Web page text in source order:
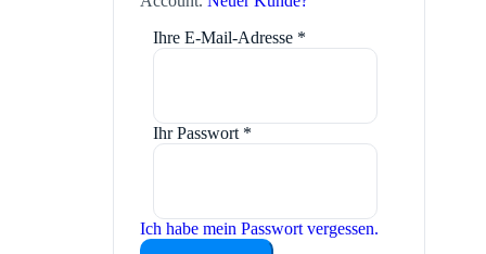
Ihre E-Mail-Adresse *
Ihr Passwort *
Ich habe mein Passwort vergessen.